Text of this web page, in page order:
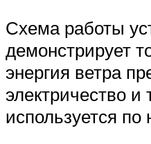
Схема работы
демонстрирует
энергия ветра
электричество и
используется